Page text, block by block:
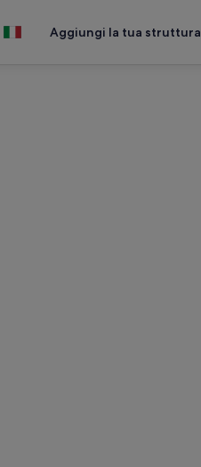
Aggiungi la tua struttura